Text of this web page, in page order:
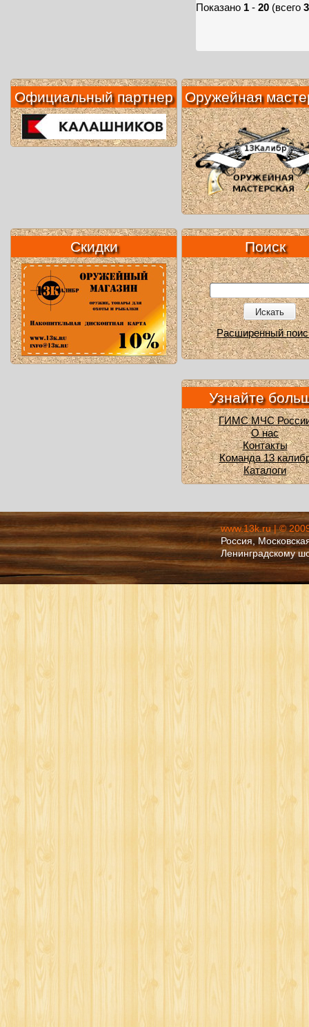
Показано 1 - 20 (всего
Официальный партнер Оружейная
Скидки Поиск
Искать
Расширенный
Узнайте
ГИМС МЧС
О нас
Контакты
Команда 13
Каталоги
www.13k.ru | ©
Россия,
Ленинградскому